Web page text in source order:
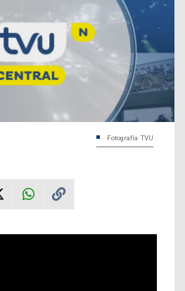
Fotografía: TVU